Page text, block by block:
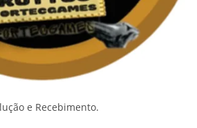
e Recebimento.